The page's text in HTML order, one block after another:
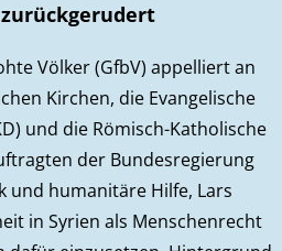
Völker (GfbV) appelliert an
Kirchen, die Evangelische
und die Römisch-Katholische
der Bundesregierung
humanitäre Hilfe, Lars
in Syrien als Menschenrecht